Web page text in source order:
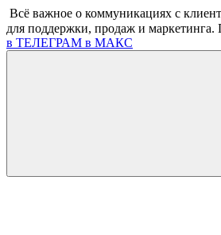
Всё важное о коммуникациях с
для поддержки, продаж и
в ТЕЛЕГРАМ в МАКС